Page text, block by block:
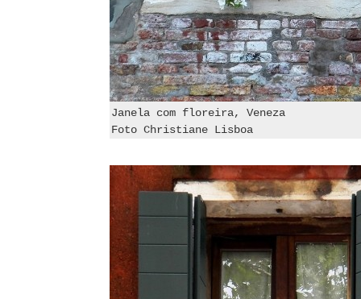
Janela com floreira, Veneza
Foto Christiane Lisboa